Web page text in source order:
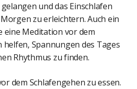
und das Einschlafen
zu erleichtern. Auch ein
eine Meditation vor dem
Spannungen des Tages
Rhythmus zu finden.
dem Schlafengehen zu essen.